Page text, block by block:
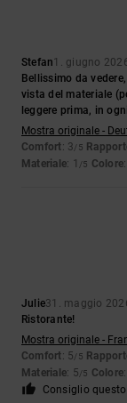
Stefan1. giugno
Bellissimo da
vista del materiale
leggere prima, in
Mostra originale -
Comfort: 3/5
Materiale: 1 /5 Colore
Julie31. maggio
Ristorante!
Mostra originale -
Comfort: 5/5
Materiale: 5/5 Colore
Consiglio